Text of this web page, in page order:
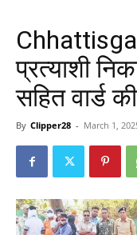
प्रत्याशी
सहित वार्ड
By Clipper28 - March 1,